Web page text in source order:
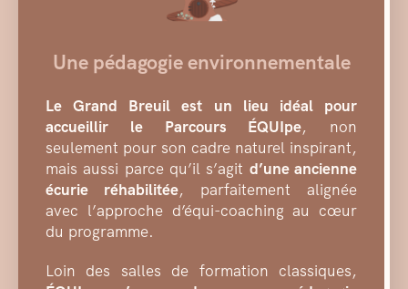
Une pédagogie environnementale
Le Grand Breuil est un lieu idéal pour
accueillir le Parcours ÉQUIpe, non
seulement pour son cadre naturel inspirant,
mais aussi parce qu’il s’agit d’une ancienne
écurie réhabilitée, parfaitement alignée
avec l’approche d’équi-coaching au cœur
du programme.
Loin des salles de formation classiques,